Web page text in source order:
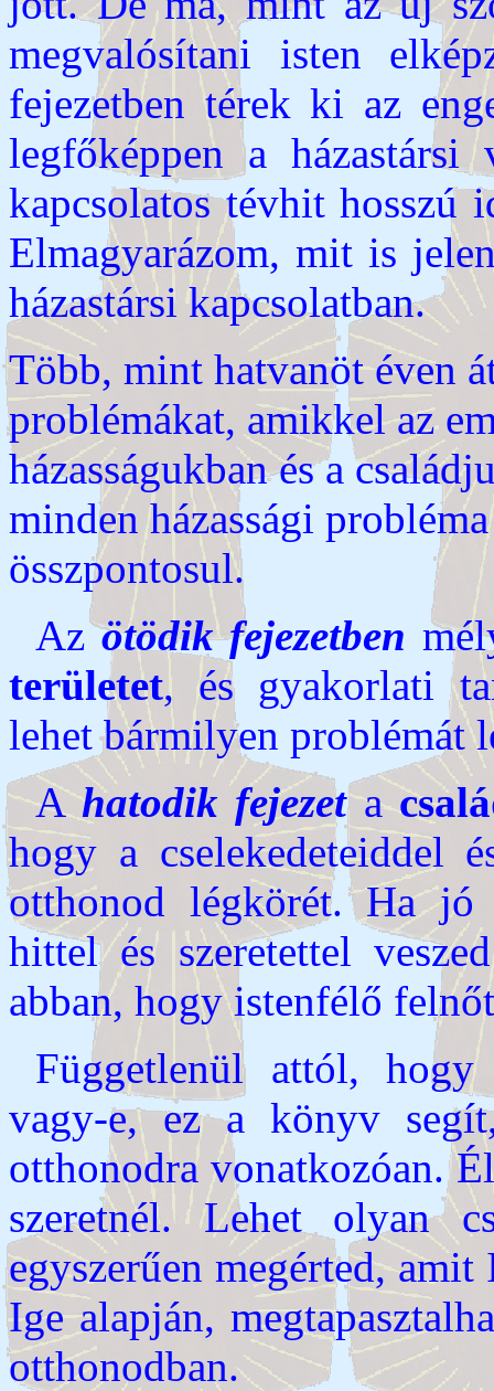
megvalósítani isten
fejezetben térek ki az
legfőképpen a
kapcsolatos tévhit hosszú
Elmagyarázom, mit is
házastársi kapcsolatban.
Több, mint hatvanöt éven
problémákat, amikkel az
házasságukban és a
minden házassági
összpontosul.
Azötödik fejezetben
területet, és gyakorlati
lehet bármilyen problémát
Ahatodik fejezeta
hogy a cselekedeteiddel
otthonod légkörét. Ha jó
hittel és szeretettel
abban, hogy istenfélő
Függetlenül attól,
vagy-e, ez a könyv
otthonodra vonatkozóan.
szeretnél. Lehet olyan
egyszerűen megérted,
Ige alapján,
otthonodban.